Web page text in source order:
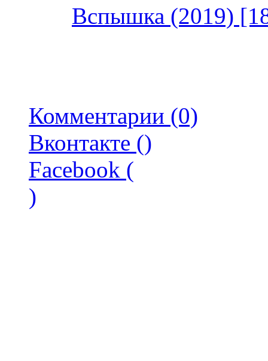
Вспышка (2019)
Комментарии (0)
Вконтакте ()
Facebook (
)